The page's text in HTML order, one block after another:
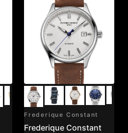
Frederique Constant
Frederique Constant